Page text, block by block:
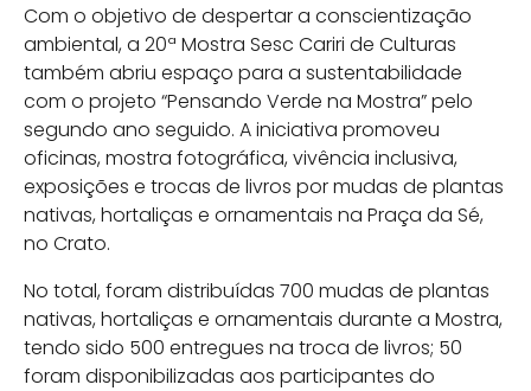
Com o objetivo de despertar a conscientização
ambiental, a 20ª Mostra Sesc Cariri de Culturas
também abriu espaço para a sustentabilidade
com o projeto “Pensando Verde na Mostra” pelo
segundo ano seguido. A iniciativa promoveu
oficinas, mostra fotográfica, vivência inclusiva,
exposições e trocas de livros por mudas de plantas
nativas, hortaliças e ornamentais na Praça da Sé,
no Crato.
No total, foram distribuídas 700 mudas de plantas
nativas, hortaliças e ornamentais durante a Mostra,
tendo sido 500 entregues na troca de livros; 50
foram disponibilizadas aos participantes do